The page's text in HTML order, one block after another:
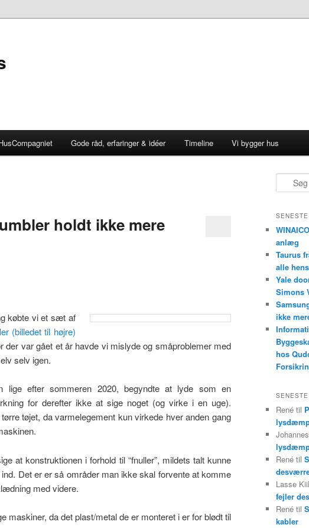
Gode råd, erfaringer & idéer Timeline Vi bygger hus
holdt ikke mere
købte vi et sæt af
(billedet til højre)
der var gået et år havde vi mislyde og småproblemer med
selv igen.
lige efter sommeren 2020, begyndte at lyde som en
for derefter ikke at sige noget (og virke i en uge).
tøjet, da varmelegement kun virkede hver anden gang
at konstruktionen i forhold til “fnuller”, mildets talt kunne
Det er er så områder man ikke skal forvente at komme
med videre.
maskiner, da det plast/metal de er monteret i er for blødt til
ø
anlæg
Taurus
alle
Yale
Simons
ikke
hos
René til
Johannes
René til
Lasse
fejler
René til
kabler